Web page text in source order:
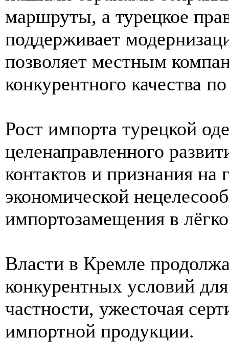
маршруты, а турецкое
поддерживает
позволяет местным
конкурентного качества
Рост импорта турецкой
целенаправленного
контактов и признания
экономической
импортозамещения в
Власти в Кремле
конкурентных условий
частности, ужесточая
импортной продукции.